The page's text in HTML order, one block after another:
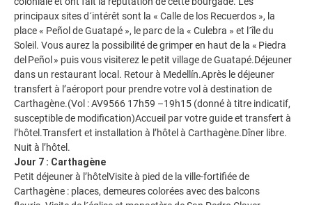
principaux sites d´intérêt sont la « Calle de los Recuerdos », la
place « Peñol de Guatapé », le parc de la « Culebra » et l´île du
Soleil. Vous aurez la possibilité de grimper en haut de la « Piedra
del Peñol » puis vous visiterez le petit village de Guatapé.Déjeuner
dans un restaurant local. Retour à Medellín.Après le déjeuner
transfert à l’aéroport pour prendre votre vol à destination de
Carthagène.(Vol : AV9566 17h59 –19h15 (donné à titre indicatif,
susceptible de modification)Accueil par votre guide et transfert à
l’hôtel.Transfert et installation à l’hôtel à Carthagène.Dîner libre.
Nuit à l’hôtel.
Jour 7 : Carthagène
Petit déjeuner à l’hôtelVisite à pied de la ville-fortifiée de
Carthagène : places, demeures colorées avec des balcons